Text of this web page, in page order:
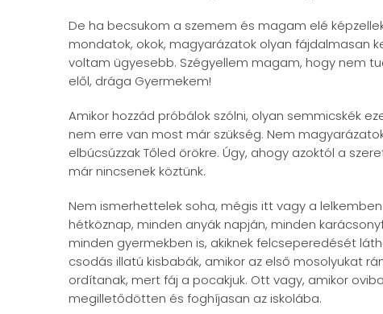
De ha becsukom a szemem és magam elé
mondatok, okok, magyarázatok olyan fájdalmasan
voltam ügyesebb. Szégyellem magam, hogy nem
elől, drága Gyermekem!
Amikor hozzád próbálok szólni, olyan semmicskék
nem erre van most már szükség. Nem
elbúcsúzzak Tőled örökre. Úgy, ahogy azoktól a
már nincsenek köztünk.
Nem ismerhettelek soha, mégis itt vagy a
hétköznap, minden anyák napján, minden
minden gyermekben is, akiknek felcseperedését
csodás illatú kisbabák, amikor az első mosolyukat
ordítanak, mert fáj a pocakjuk. Ott vagy, amikor
megilletődötten és foghíjasan az iskolába.